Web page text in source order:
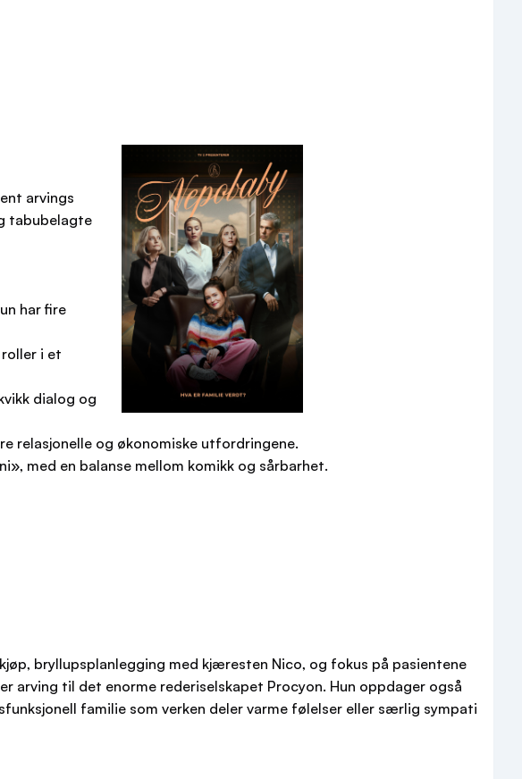
arvings
tabubelagte
har fire
i et
dialog og
relasjonelle og økonomiske utfordringene.
med en balanse mellom komikk og sårbarhet.
bryllupsplanlegging med kjæresten Nico, og fokus på pasientene
arving til det enorme rederiselskapet Procyon. Hun oppdager også
familie som verken deler varme følelser eller særlig sympati